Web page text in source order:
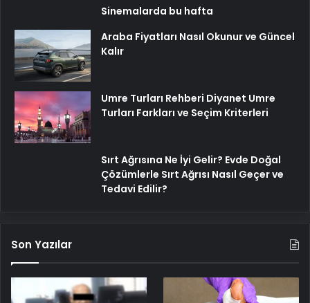
Sinemalarda bu hafta
Araba Fiyatları Nasıl Okunur ve Güncel
Kalır
Umre Turları Rehberi Diyanet Umre
Turları Farkları ve Seçim Kriterleri
Sırt Ağrısına Ne İyi Gelir? Evde Doğal
Çözümlerle Sırt Ağrısı Nasıl Geçer ve
Tedavi Edilir?
Son Yazılar